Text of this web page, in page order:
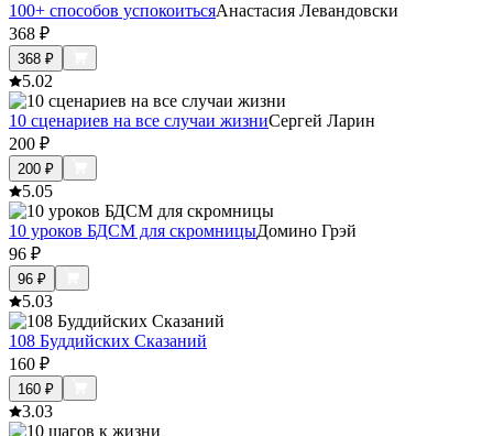
100+ способов успокоитьсяАнастасия Левандовски
368 ₽
368 ₽
5.02
10 сценариев на все случаи жизниСергей Ларин
200 ₽
200 ₽
5.05
10 уроков БДСМ для скромницыДомино Грэй
96 ₽
96 ₽
5.03
108 Буддийских Сказаний
160 ₽
160 ₽
3.03